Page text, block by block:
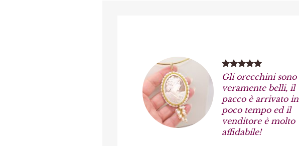
Gli orecchini sono
veramente belli, il
pacco è arrivato in
poco tempo ed il
venditore è molto
affidabile!